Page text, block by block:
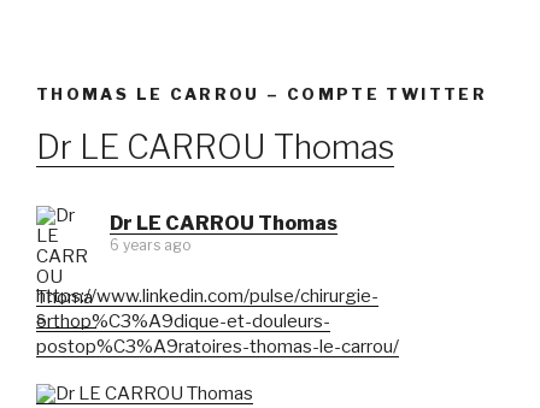
THOMAS LE CARROU – COMPTE TWITTER
Dr LE CARROU Thomas
Dr LE CARROU Thomas
6 years ago
https://www.linkedin.com/pulse/chirurgie-
orthop%C3%A9dique-et-douleurs-
postop%C3%A9ratoires-thomas-le-carrou/